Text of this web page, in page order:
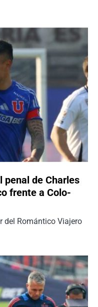
penal de Charles
frente a Colo-
del Romántico Viajero